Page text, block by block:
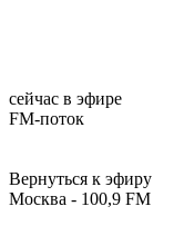
сейчас в эфире
FM-поток
Вернуться к эфиру
Москва - 100,9 FM